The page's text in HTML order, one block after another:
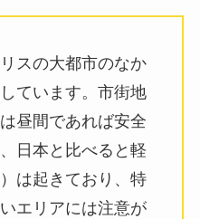
スの大都市のなか
ています。市街地
昼間であれば安全
日本と比べると軽
は起きており、特
エリアには注意が